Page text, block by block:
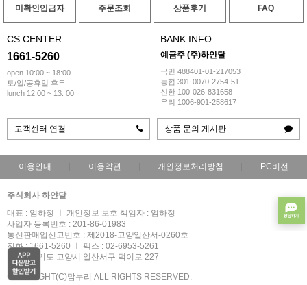
미확인입급자 주문조회 상품후기 FAQ
CS CENTER
1661-5260
open 10:00 ~ 18:00
토/일/공휴일 휴무
lunch 12:00 ~ 13: 00
BANK INFO
예금주 (주)하얀달
국민 488401-01-217053
농협 301-0070-2754-51
신한 100-026-831658
우리 1006-901-258617
고객센터 연결 상품 문의 게시판
이용안내 이용약관 개인정보처리방침 PC버전
주식회사 하얀달
대표 : 엄하정 ㅣ 개인정보 보호 책임자 : 엄하정
사업자 등록번호 : 201-86-01983
통신판매업신고번호 : 제2018-고양일산서-0260호
전화 : 1661-5260 ㅣ 팩스 : 02-6953-5261
주소 : 경기도 고양시 일산서구 덕이로 227
COPYRIGHT(C)맘누리 ALL RIGHTS RESERVED.